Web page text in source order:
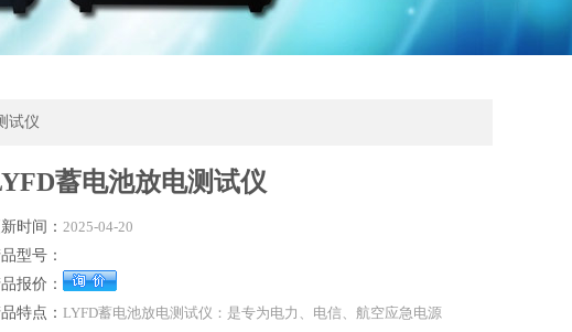
试仪
蓄电池放电测试仪
时间： 2025-04-20
型号：
报价：
特点： LYFD蓄电池放电测试仪：是专为电力、电信、航空应急电源